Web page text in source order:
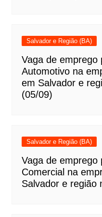
Salvador e Região (BA)
Vaga de emprego
Automotivo na
em Salvador e
(05/09)
Salvador e Região (BA)
Vaga de emprego
Comercial na
Salvador e região